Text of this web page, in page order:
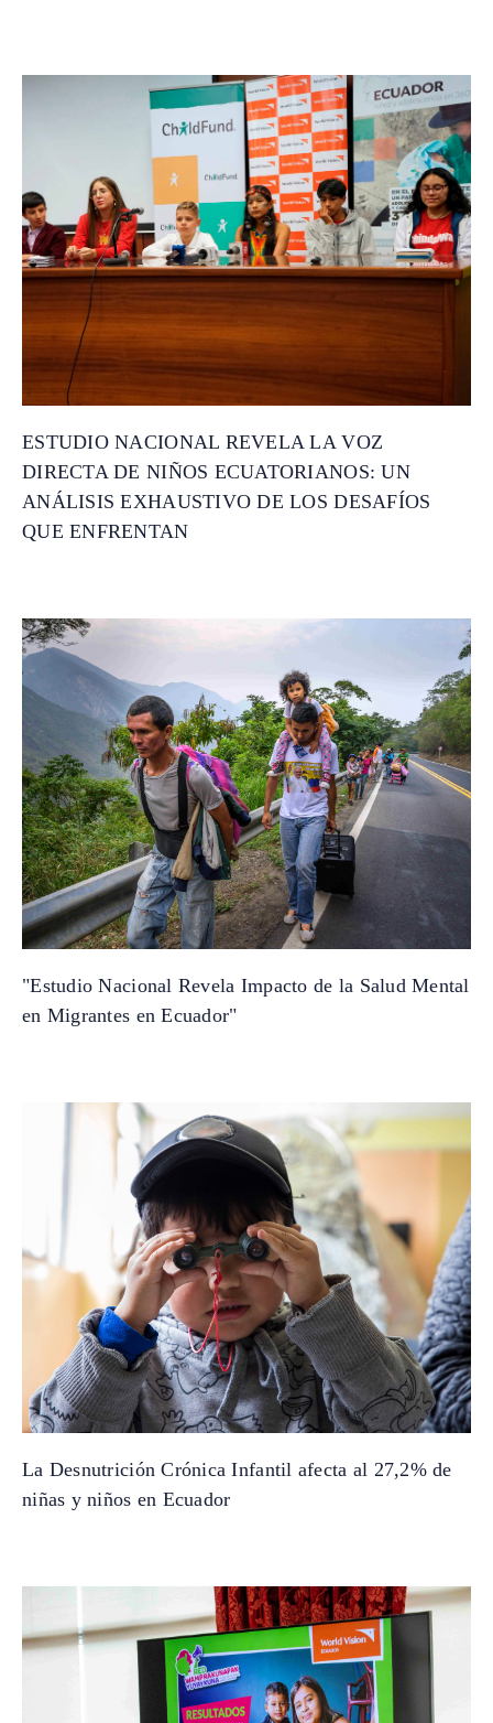
ESTUDIO NACIONAL REVELA LA VOZ
DIRECTA DE NIÑOS ECUATORIANOS: UN
ANÁLISIS EXHAUSTIVO DE LOS DESAFÍOS
QUE ENFRENTAN
"Estudio Nacional Revela Impacto de la Salud Mental
en Migrantes en Ecuador"
La Desnutrición Crónica Infantil afecta al 27,2% de
niñas y niños en Ecuador